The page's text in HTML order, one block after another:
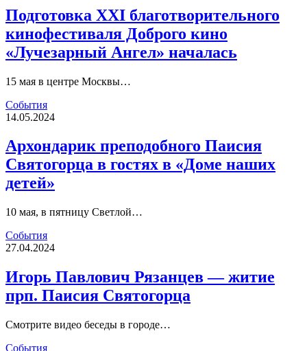
Подготовка XXI благотворительного
кинофестиваля Доброго кино
«Лучезарный Ангел» началась
15 мая в центре Москвы…
События
14.05.2024
Архондарик преподобного Паисия
Святогорца в гостях в «Доме наших
детей»
10 мая, в пятницу Светлой…
События
27.04.2024
Игорь Павлович Рязанцев — житие
прп. Паисия Святогорца
Смотрите видео беседы в городе…
События